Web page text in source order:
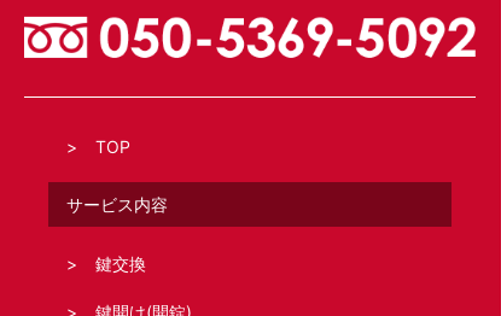
TOP
サービス内容
鍵交換
鍵開け(開錠)